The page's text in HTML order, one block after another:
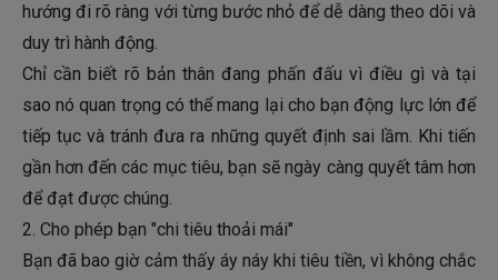
hướng đi rõ ràng với từng bước nhỏ để dễ dàng theo dõi và
duy trì hành động.
Chỉ cần biết rõ bản thân đang phấn đấu vì điều gì và tại
sao nó quan trọng có thể mang lại cho bạn động lực lớn để
tiếp tục và tránh đưa ra những quyết định sai lầm. Khi tiến
gần hơn đến các mục tiêu, bạn sẽ ngày càng quyết tâm hơn
để đạt được chúng.
2. Cho phép bạn "chi tiêu thoải mái"
Bạn đã bao giờ cảm thấy áy náy khi tiêu tiền, vì không chắc